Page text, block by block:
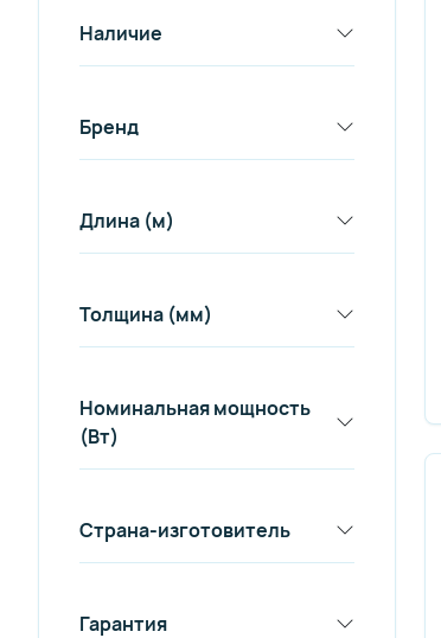
Наличие
Бренд
Длина (м)
Толщина (мм)
Номинальная мощность
(Вт)
Страна-изготовитель
Гарантия